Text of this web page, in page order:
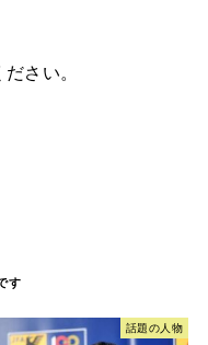
さい。
話題の人物